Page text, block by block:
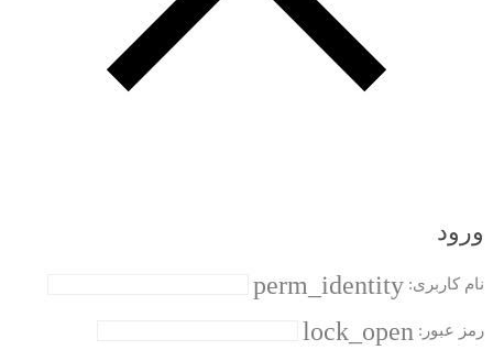
ورود
نام کاربری: perm_identity
رمز عبور: lock_open